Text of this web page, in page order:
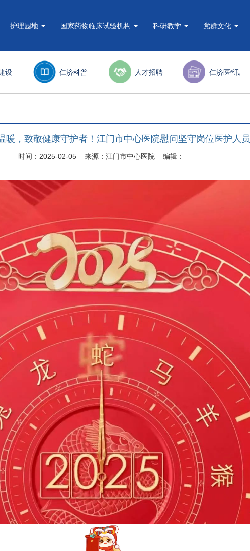
护理园地 国家药物临床试验机构 科研教学 党群文化
设 仁济科普 人才招聘 仁济医ᵉ讯
暖，致敬健康守护者！江门市中心医院慰问坚守岗位医护人员
时间：2025-02-05 来源：江门市中心医院 编辑：